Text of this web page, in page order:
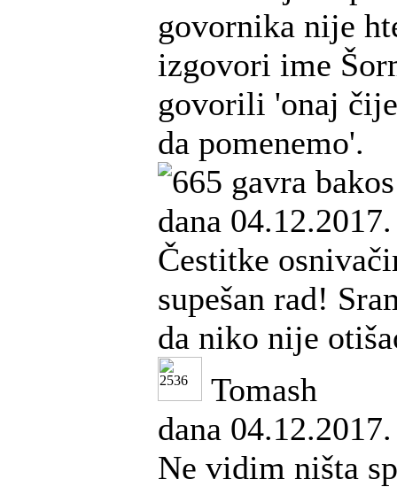
govornika nije
izgovori ime
govorili 'onaj
da pomenemo'.
gavra bakos
dana
Čestitke
supešan rad!
da niko nije
Tomash
dana
Ne vidim ništa